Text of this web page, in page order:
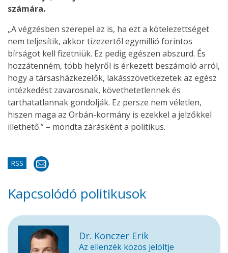
számára.
„A végzésben szerepel az is, ha ezt a kötelezettséget
nem teljesítik, akkor tízezertől egymillió forintos
bírságot kell fizetniük. Ez pedig egészen abszurd. És
hozzátenném, több helyről is érkezett beszámoló arról,
hogy a társasházkezelők, lakásszövetkezetek az egész
intézkedést zavarosnak, követhetetlennek és
tarthatatlannak gondolják. Ez persze nem véletlen,
hiszen maga az Orbán-kormány is ezekkel a jelzőkkel
illethető.” – mondta zárásként a politikus.
RSS
Kapcsolódó politikusok
Dr. Konczer Erik
Az ellenzék közös jelöltje